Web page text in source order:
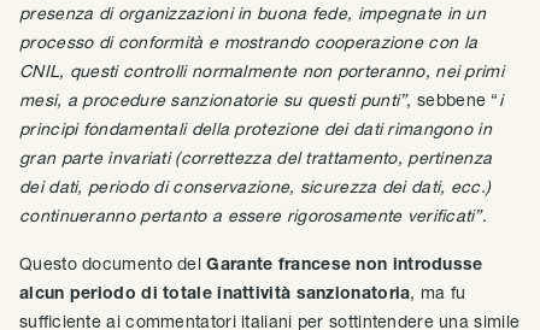
presenza di organizzazioni in buona fede, impegnate in un
processo di conformità e mostrando cooperazione con la
CNIL, questi controlli normalmente non porteranno, nei primi
mesi, a procedure sanzionatorie su questi punti”, sebbene “i
principi fondamentali della protezione dei dati rimangono in
gran parte invariati (correttezza del trattamento, pertinenza
dei dati, periodo di conservazione, sicurezza dei dati, ecc.)
continueranno pertanto a essere rigorosamente verificati”.
Questo documento delGarante francese non introdusse
alcun periodo di totale inattività sanzionatoria, ma fu
sufficiente ai commentatori italiani per sottintendere una simile